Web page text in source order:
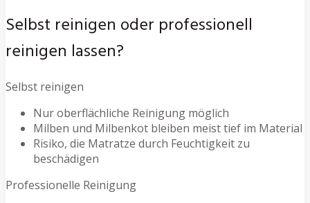
Selbst reinigen oder professionell
reinigen lassen?
Selbst reinigen
Nur oberflächliche Reinigung möglich
Milben und Milbenkot bleiben meist tief im Material
Risiko, die Matratze durch Feuchtigkeit zu
beschädigen
Professionelle Reinigung